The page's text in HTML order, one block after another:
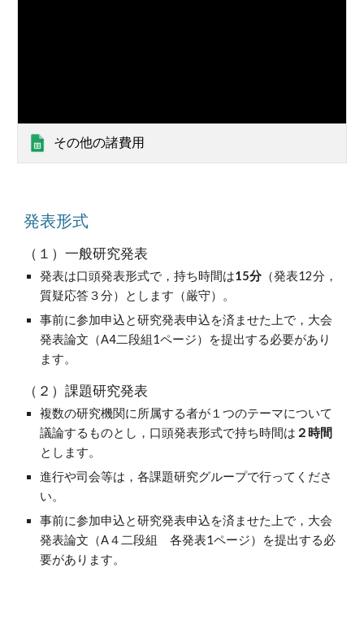
その他の諸費用
発表形式
（１）一般研究発表
発表は口頭発表形式で，持ち時間は15分 （発表12分，
質疑応答３分）とします（厳守）。
事前に参加申込と研究発表申込を済ませた上で，大会
発表論文（A4二段組1ページ）を提出する必要があり
ます。
（２）課題研究発表
複数の研究機関に所属する者が１つのテーマについて
議論するものとし，口頭発表形式で持ち時間は ２時間
とします。
進行や司会等は，各課題研究グループで行ってくださ
い。
事前に参加申込と研究発表申込を済ませた上で， 大会
発表論文（A４二段組 各発表1ページ） を提出する必
要があります。